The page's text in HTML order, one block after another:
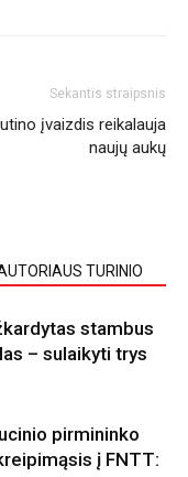
Sekantis straipsnis
įvaizdis reikalauja
naujų aukų
TURINIO
stambus
– sulaikyti trys
pirmininko
į FNTT: